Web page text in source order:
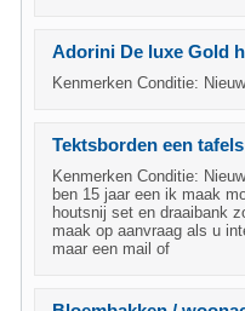
Adorini De luxe Gold
Kenmerken Conditie:
Tektsborden een
Kenmerken Conditie:
ben 15 jaar een ik maak
houtsnij set en draaibank
maak op aanvraag als u
maar een mail of